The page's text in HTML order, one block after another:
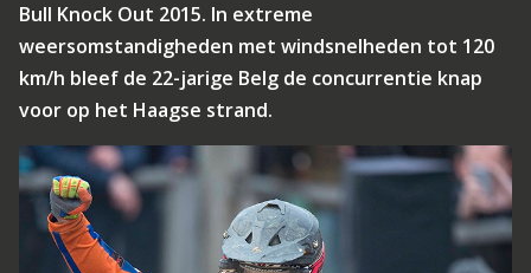
Bull Knock Out 2015. In extreme
weersomstandigheden met windsnelheden tot 120
km/h bleef de 22-jarige Belg de concurrentie knap
voor op het Haagse strand.